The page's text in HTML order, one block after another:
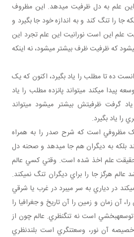
علم به دل ظرفيت مي دهد. اين مظروف
جا را تنگ کند و به اندازه خود جا بگيرد و
علم اين است نورانيت اين علم تجرد اين
شود که ظرفيت ظرف بيشتر مي شود، نه اينکه
ده تا مطلب را ياد بگيرد، اکنون که يک
پيدا مي کند مي تواند پانزده مطلب را ياد
گرفت ظرفيتش بيشتر مي شود مي تواند
را ياد بگيرد.
است که شرح صدر را به همراه
بلکه به ديگران هم جا مي دهد و صحنه دل
حقيقت علم اخذ شده است. وقتي کسي عالم
هرگز جا را براي ديگران تنگ نمي کند.
کند در دياري به سر مي برد در غرب يا شرقي
آن زمان و زمين را آن تاريخ و جغرافيا را
بخشي است نه تنگ نظري. عالم چون از
آن نور، وسعت نگري است بلندنظري